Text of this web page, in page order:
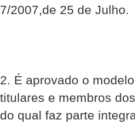
7/2007,de 25 de Julho.
2. É aprovado o
titulares e membros
do qual faz parte